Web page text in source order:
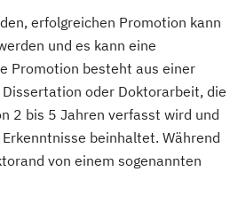
Economics and Policy (EN)
Strategy
Control (EN)
(EN)
- Soil
(ENVEURO)
Forstwissenschaften
und Management
Wasserwirtschaft
erfolgreichen Promotion kann
und es kann eine
Promotion besteht aus einer
oder Doktorarbeit, die
2 bis 5 Jahren verfasst wird und
beinhaltet. Während
von einem sogenannten